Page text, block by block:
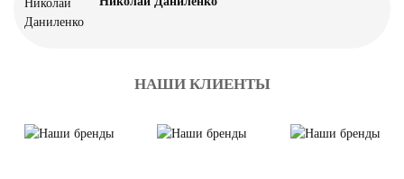
НАШИ КЛИЕНТЫ